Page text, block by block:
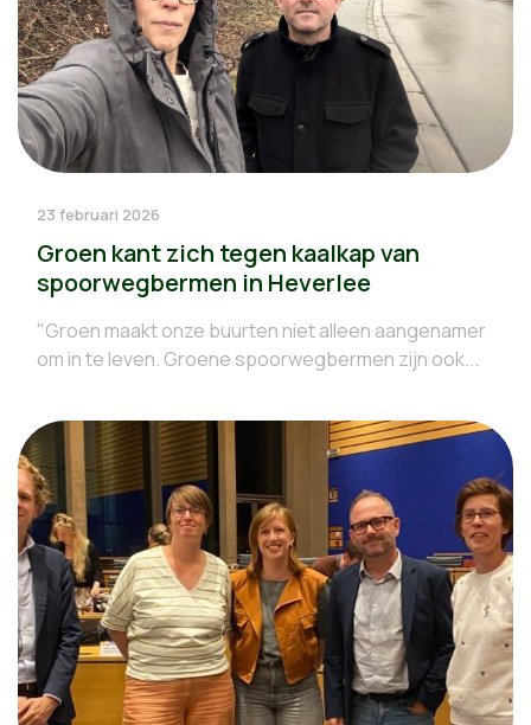
23 februari 2026
Groen kant zich tegen kaalkap van
spoorwegbermen in Heverlee
"Groen maakt onze buurten niet alleen aangenamer
om in te leven. Groene spoorwegbermen zijn ook...